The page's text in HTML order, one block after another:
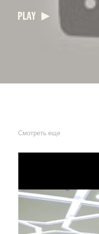
PLAY
Смотреть еще